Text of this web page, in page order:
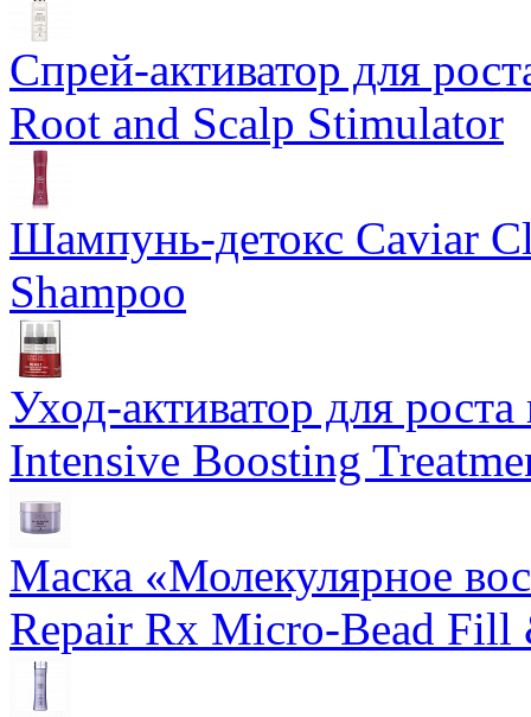
Спрей-активатор для
Root and Scalp Stimulator
Шампунь-детокс Caviar
Shampoo
Уход-активатор для
Intensive Boosting
Маска «Молекулярное
Repair Rx Micro-Bead Fill